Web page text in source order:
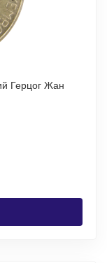
Герцог Жан